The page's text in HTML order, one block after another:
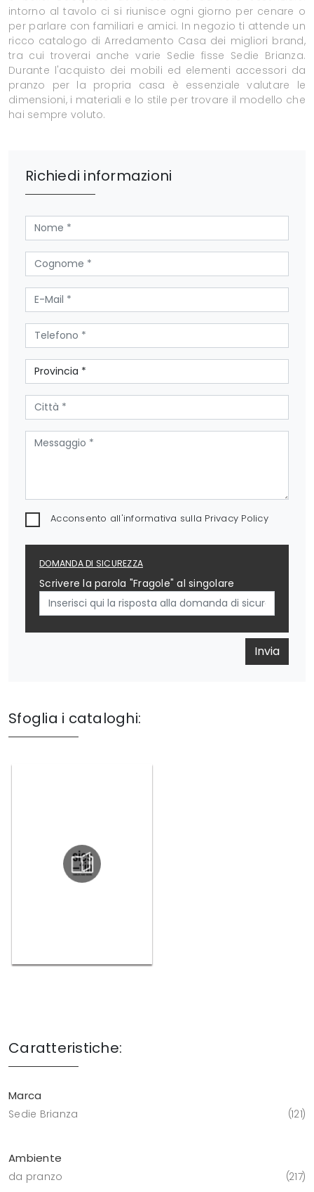
intorno al tavolo ci si riunisce ogni giorno per cenare o
per parlare con familiari e amici. In negozio ti attende un
ricco catalogo di Arredamento Casa dei migliori brand,
tra cui troverai anche varie Sedie fisse Sedie Brianza.
Durante l'acquisto dei mobili ed elementi accessori da
pranzo per la propria casa è essenziale valutare le
dimensioni, i materiali e lo stile per trovare il modello che
hai sempre voluto.
Richiedi informazioni
Acconsento all'informativa sulla Privacy Policy
DOMANDA DI SICUREZZA
Scrivere la parola "Fragole" al singolare
Invia
Sfoglia i cataloghi:
Caratteristiche:
Marca
Sedie Brianza 121
Ambiente
da pranzo 217